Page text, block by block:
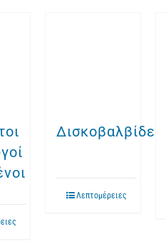
Δισκοβαλβίδες
Λεπτομέρειες